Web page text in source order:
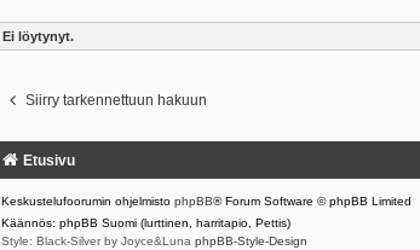
Ei löytynyt.
Siirry tarkennettuun hakuun
Etusivu
Keskustelufoorumin ohjelmisto phpBB® Forum Software © phpBB Limited
Käännös: phpBB Suomi (lurttinen, harritapio, Pettis)
Style: Black-Silver by Joyce&Luna phpBB-Style-Design